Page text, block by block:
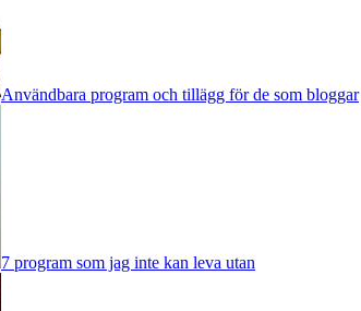
Användbara program och tillägg för de som bloggar
7 program som jag inte kan leva utan